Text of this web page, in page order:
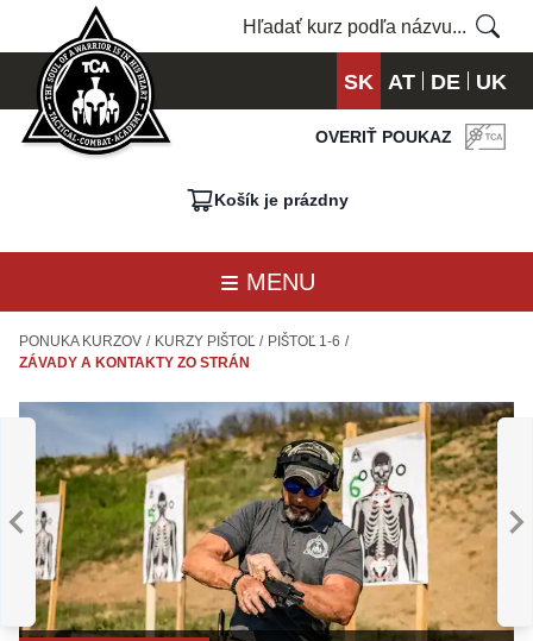
SK AT DE UK
OVERIŤ POUKAZ
Košík je prázdny
MENU
PONUKA KURZOV / KURZY PIŠTOĽ / PIŠTOĽ 1-6 /
ZÁVADY A KONTAKTY ZO STRÁN
BASIC
PIŠTOĽ 2:
TAKTICKÁ
OBRANNÁ STREĽBA
JEDNOTLIVCA